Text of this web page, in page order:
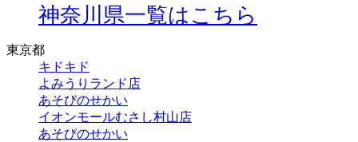
神奈川県一覧はこちら
東京都
キドキド
よみうりランド店
あそびのせかい
イオンモールむさし村山店
あそびのせかい